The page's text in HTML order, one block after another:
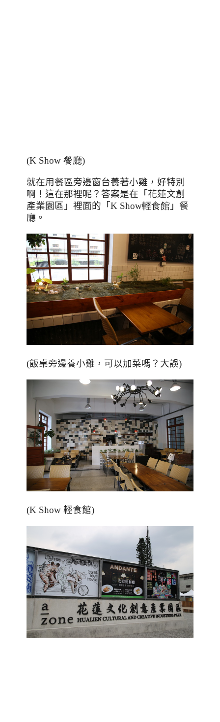
(K Show 餐廳)
就在用餐區旁邊窗台養著小雞，好特別
啊！這在那裡呢？答案是在「花蓮文創
產業園區」裡面的「K Show輕食館 」餐
廳。
(飯桌旁邊養小雞，可以加菜嗎？大誤)
(K Show 輕食館)